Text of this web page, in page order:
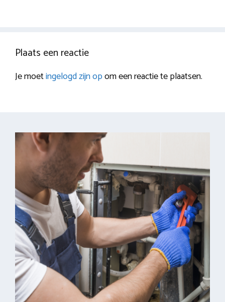
Plaats een reactie
Je moetingelogd zijn opom een reactie te plaatsen.